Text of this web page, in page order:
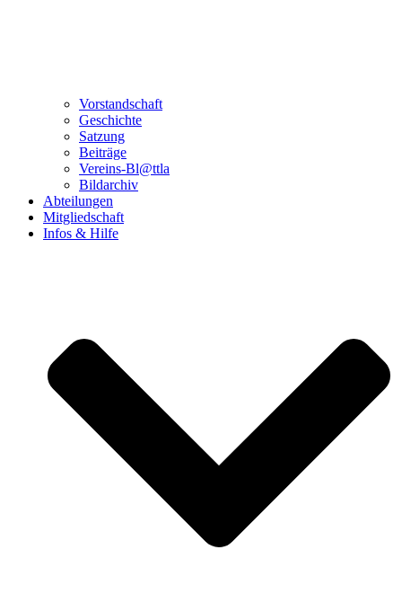
Vorstandschaft
Geschichte
Satzung
Beiträge
Vereins-Bl@ttla
Bildarchiv
Abteilungen
Mitgliedschaft
Infos & Hilfe